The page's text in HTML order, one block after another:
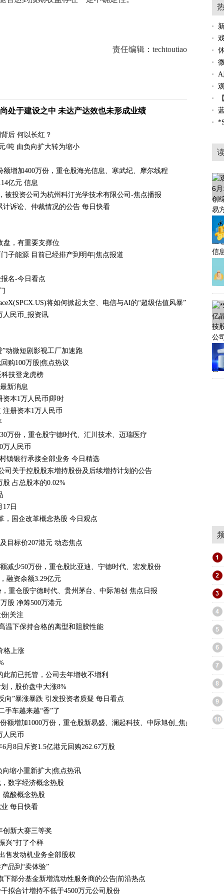
责任编辑：techtoutiao
处于建设之中 未达产达效也未形成业绩
后 何以长红？
/吨 由负向扩大转为缩小
增加400万份，重仓股海光信息、寒武纪、摩尔线程
亿元 信息
被投资公司为杭州科汀光学技术有限公司-焦点播报
诉讼、仲裁情况的公告 每日快看
盘，有重要支撑位
子能源 目前已经排产到明年|焦点报道
名-今日看点
将如何掀起太空、电信与AI的“超级估值风暴”？
人民币_报资讯
动微短剧影视工厂加速跑
购100万股|焦点热议
技登龙虎榜
新消息
本1万人民币|即时
册资本1万人民币
万份，重仓股宁德时代、汇川技术、迈瑞医疗
万人民币
镇银行承接全部业务 今日精选
司关于控股股东增持股份及后续增持计划的公告
占总股本的0.02%
日
，国企改革概念热股 今日观点
目标价207港元 动态焦点
减少50万份，重仓股比亚迪、宁德时代、宏发股份
融资余额3.29亿元
重仓股宁德时代、贵州茅台、中际旭创 焦点日报
股 净筹500万港元
|关注
温下保持合格的离型和阻胶性能
格上涨
前已托管，公司去年增收不增利
，股价盘中大涨8%
向”暴涨暴跌 引发投资者质疑 每日看点
手车越来越“香”了
额增加1000万份，重仓股新易盛、澜起科技、中际旭创_焦点日报
人民币
月8日斥资1.5亿港元回购262.67万股
向缩小重新扩大|焦点热讯
数字经济概念热股
硫酸概念热股
每日快看
创新大赛三等奖
兴”打了个样
售发动机业务全部股权
品到“卖体验”
部分基金新增流动性服务商的公告|前沿热点
拟合计增持不低于4500万元公司股份
A